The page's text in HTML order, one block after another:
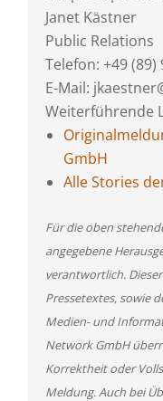
Janet Kästner
Public Relations
Telefon: +49 (89)
E-Mail:
Weiterführende
GmbH
Alle Stories
Für die oben
angegebene
verantwortlich.
Pressetextes, sowie
Medien- und
Network GmbH
Korrektheit oder
Meldung. Auch bei